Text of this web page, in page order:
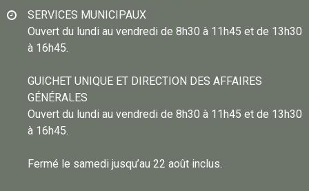
SERVICES MUNICIPAUX
Ouvert du lundi au vendredi de 8h30 à 11h45 et de 13h30
à 16h45.
GUICHET UNIQUE ET DIRECTION DES AFFAIRES
GÉNÉRALES
Ouvert du lundi au vendredi de 8h30 à 11h45 et de 13h30
à 16h45.
Fermé le samedi jusqu’au 22 août inclus.